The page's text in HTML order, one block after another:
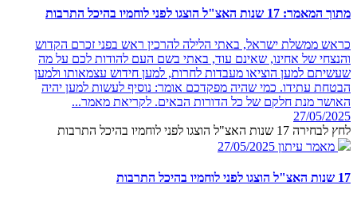
מתוך המאמר: 17 שנות האצ"ל הוצגו לפני לוחמיו בהיכל התרבות
כראש ממשלת ישראל, באתי הלילה להרכין ראש בפני זכרם הקדוש
והנצחי של אחינו, שאינם עוד, באתי בשם העם להודות לכם על מה
שעשיתם למען הוציאו מעבדות לחרות, למען חידוש עצמאותו ולמען
הבטחת עתידו. כמי שהיה מפקדכם אומר: נוסיף לעשות למען יהיה
האושר מנת חלקם של כל הדורות הבאים. לקריאת מאמר...
27/05/2025
לחץ לבחירה 17 שנות האצ"ל הוצגו לפני לוחמיו בהיכל התרבות
מאמר עיתון 27/05/2025
17 שנות האצ"ל הוצגו לפני לוחמיו בהיכל התרבות